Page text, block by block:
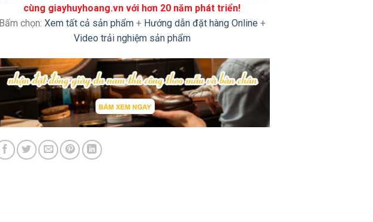
cùng giayhuyhoang.vn với hơn 20 năm phát triển!
Bấm chọn: Xem tất cả sản phẩm+ Hướng dẫn đặt hàng Online +
Video trải nghiệm sản phẩm